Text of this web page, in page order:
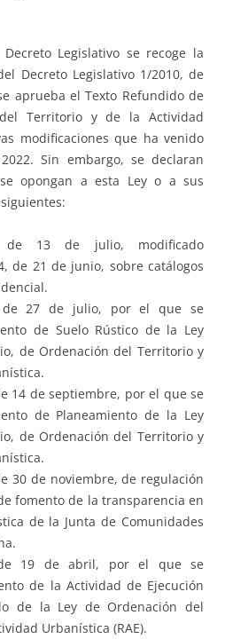
Legislativo se recoge la
Decreto Legislativo 1/2010, de
aprueba el Texto Refundido de
Territorio y de la Actividad
modificaciones que ha venido
Sin embargo, se declaran
opongan a esta Ley o a sus
de 13 de julio, modificado
de 21 de junio, sobre catálogos
de 27 de julio, por el que se
de Suelo Rústico de la Ley
de Ordenación del Territorio y
14 de septiembre, por el que se
de Planeamiento de la Ley
de Ordenación del Territorio y
30 de noviembre, de regulación
fomento de la transparencia en
de la Junta de Comunidades
de 19 de abril, por el que se
de la Actividad de Ejecución
de la Ley de Ordenación del
Urbanística (RAE).